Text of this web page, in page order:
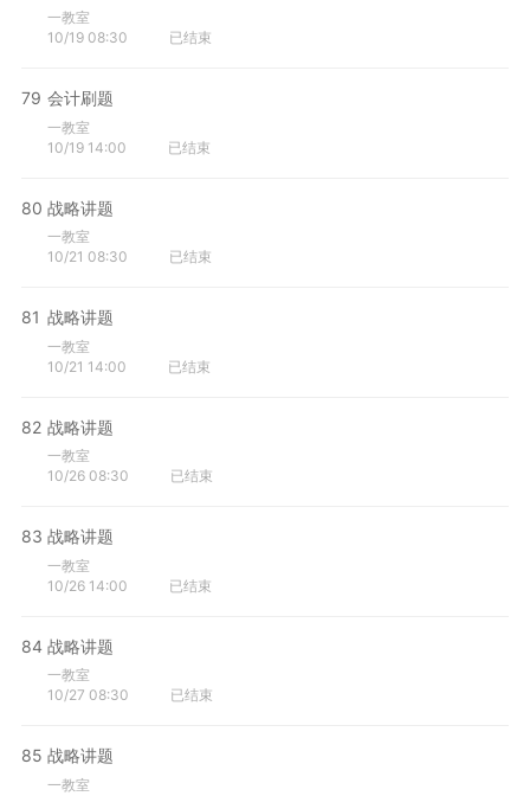
一教室
10/19 08:30
已结束
79 会计刷题
一教室
10/19 14:00
已结束
80 战略讲题
一教室
10/21 08:30
已结束
81 战略讲题
一教室
10/21 14:00
已结束
82 战略讲题
一教室
10/26 08:30
已结束
83 战略讲题
一教室
10/26 14:00
已结束
84 战略讲题
一教室
10/27 08:30
已结束
85 战略讲题
一教室